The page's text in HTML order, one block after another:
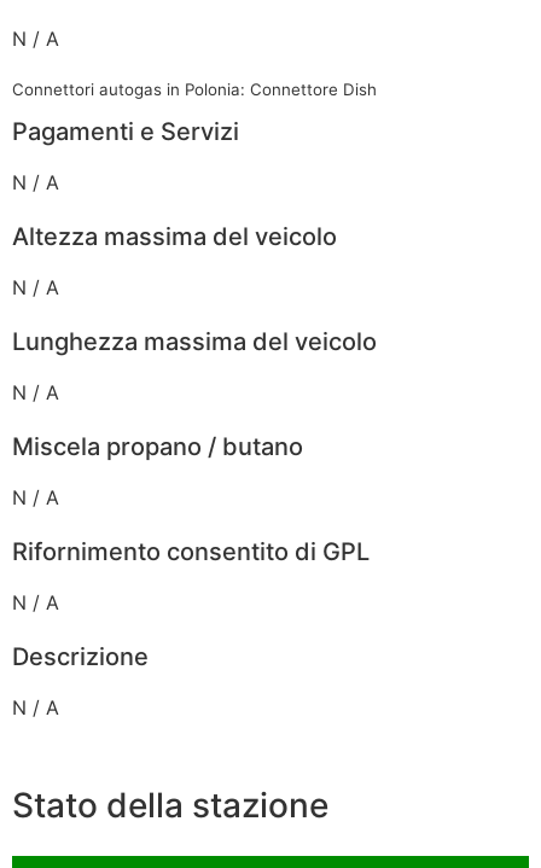
N / A
Connettori autogas in Polonia: Connettore Dish
Pagamenti e Servizi
N / A
Altezza massima del veicolo
N / A
Lunghezza massima del veicolo
N / A
Miscela propano / butano
N / A
Rifornimento consentito di GPL
N / A
Descrizione
N / A
Stato della stazione